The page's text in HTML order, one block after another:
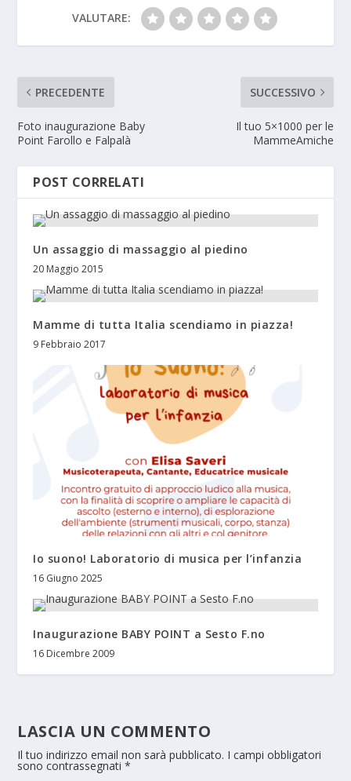
VALUTARE:
PRECEDENTE
Foto inaugurazione Baby
Point Farollo e Falpalà
SUCCESSIVO
Il tuo 5×1000 per le
MammeAmiche
POST CORRELATI
Un assaggio di massaggio al piedino
20 Maggio 2015
Mamme di tutta Italia scendiamo in piazza!
9 Febbraio 2017
Io suono! Laboratorio di musica per l’infanzia
16 Giugno 2025
Inaugurazione BABY POINT a Sesto F.no
16 Dicembre 2009
LASCIA UN COMMENTO
Il tuo indirizzo email non sarà pubblicato. I campi obbligatori
sono contrassegnati*